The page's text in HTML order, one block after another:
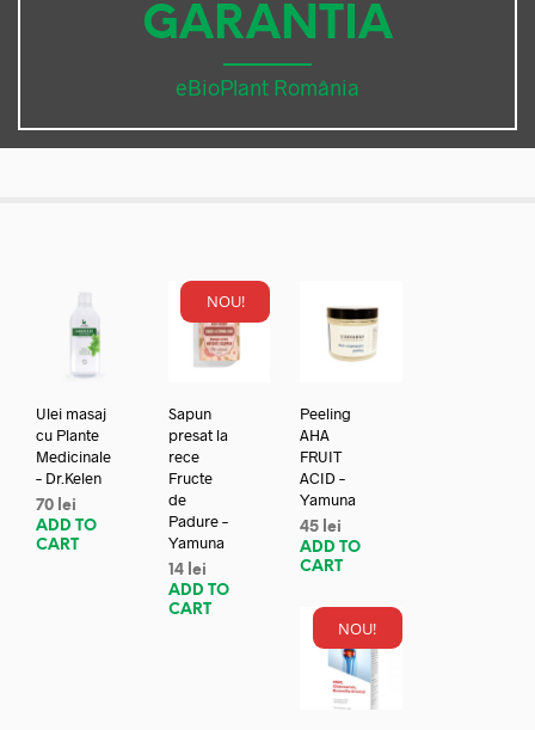
GARANTIA
eBioPlant România
Ulei masaj
cu Plante
Medicinale
– Dr.Kelen
70 lei
ADD TO
CART
NOU!
Sapun
presat la
rece
Fructe
de
Padure –
Yamuna
14 lei
ADD TO
CART
Peeling
AHA
FRUIT
ACID –
Yamuna
45 lei
ADD TO
CART
NOU!